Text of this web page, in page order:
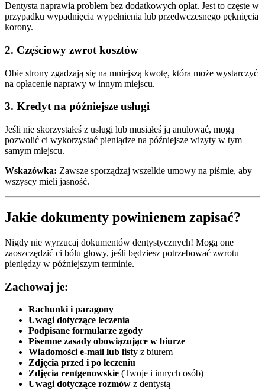
Dentysta naprawia problem bez dodatkowych opłat. Jest to częste w
przypadku wypadnięcia wypełnienia lub przedwczesnego pęknięcia
korony.
2. Częściowy zwrot kosztów
Obie strony zgadzają się na mniejszą kwotę, która może wystarczyć
na opłacenie naprawy w innym miejscu.
3. Kredyt na późniejsze usługi
Jeśli nie skorzystałeś z usługi lub musiałeś ją anulować, mogą
pozwolić ci wykorzystać pieniądze na późniejsze wizyty w tym
samym miejscu.
Wskazówka: Zawsze sporządzaj wszelkie umowy na piśmie, aby
wszyscy mieli jasność.
Jakie dokumenty powinienem zapisać?
Nigdy nie wyrzucaj dokumentów dentystycznych! Mogą one
zaoszczędzić ci bólu głowy, jeśli będziesz potrzebować zwrotu
pieniędzy w późniejszym terminie.
Zachowaj je:
Rachunki i paragony
Uwagi dotyczące leczenia
Podpisane formularze zgody
Pisemne zasady obowiązujące w biurze
Wiadomości e-mail lub listy z biurem
Zdjęcia przed i po leczeniu
Zdjęcia rentgenowskie (Twoje i innych osób)
Uwagi dotyczące rozmów z dentystą